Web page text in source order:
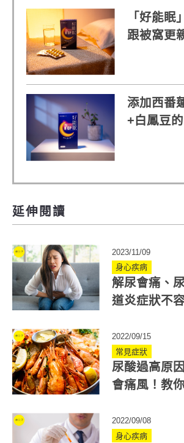
「好能眠
跟被窩更
生醫X陳
添加西番
+白鳳豆
眠」，獨
延伸閱讀
2023/11/09
身心疾病
解尿會痛、
道炎症狀不
2022/09/15
常見症狀
尿酸過高原
會痛風！教
2022/09/08
身心疾病